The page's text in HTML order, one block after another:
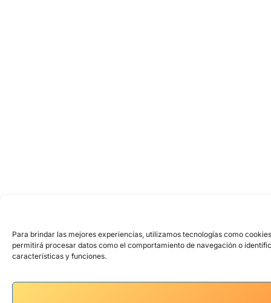
Para brindar las mejores experiencias, utilizamos tecnologías como
permitirá procesar datos como el comportamiento de navegación o
características y funciones.